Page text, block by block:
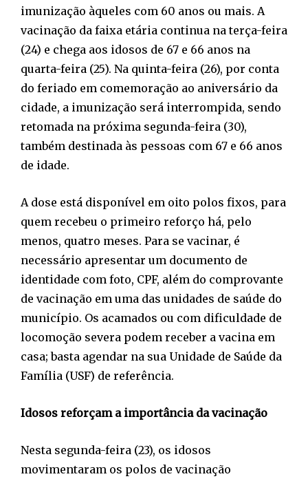
imunização àqueles com 60 anos ou mais. A
vacinação da faixa etária continua na terça-feira
(24) e chega aos idosos de 67 e 66 anos na
quarta-feira (25). Na quinta-feira (26), por conta
do feriado em comemoração ao aniversário da
cidade, a imunização será interrompida, sendo
retomada na próxima segunda-feira (30),
também destinada às pessoas com 67 e 66 anos
de idade.
A dose está disponível em oito polos fixos, para
quem recebeu o primeiro reforço há, pelo
menos, quatro meses. Para se vacinar, é
necessário apresentar um documento de
identidade com foto, CPF, além do comprovante
de vacinação em uma das unidades de saúde do
município. Os acamados ou com dificuldade de
locomoção severa podem receber a vacina em
casa; basta agendar na sua Unidade de Saúde da
Família (USF) de referência.
Idosos reforçam a importância da vacinação
Nesta segunda-feira (23), os idosos
movimentaram os polos de vacinação